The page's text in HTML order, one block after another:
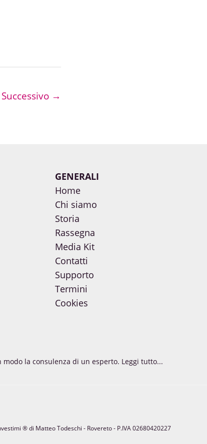
Successivo →
GENERALI
Home
Chi siamo
Storia
Rassegna
Media Kit
Contatti
Supporto
Termini
Cookies
la consulenza di un esperto. Leggi tutto...
® di Matteo Todeschi - Rovereto - P.IVA 02680420227